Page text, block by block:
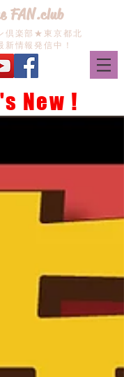
FAN.club
倶楽部★東京都北
新情報発信中！
New !